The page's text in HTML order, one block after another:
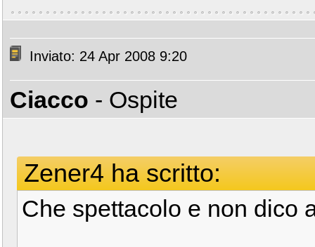
Inviato: 24 Apr 2008 9:20
Ciacco - Ospite
Zener4 ha scritto:
Che spettacolo e non dico